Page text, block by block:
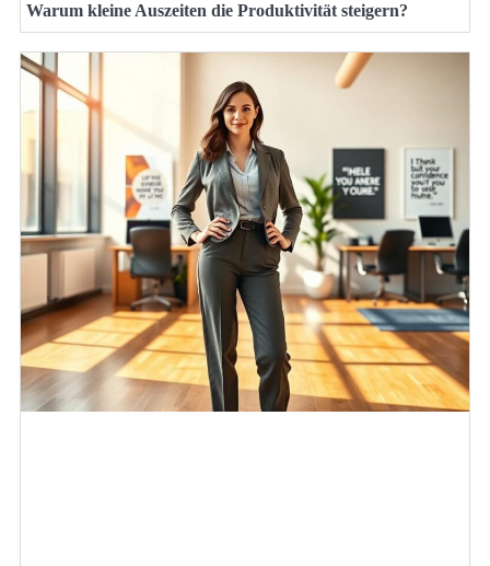
Warum kleine Auszeiten die Produktivität steigern?